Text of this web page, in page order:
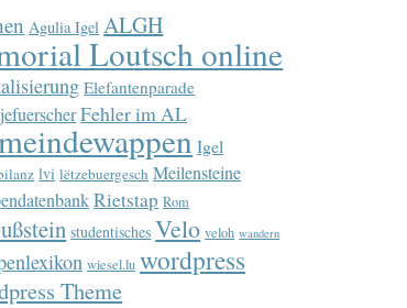
Agulia Igel ALGH
Loutsch online
Elefantenparade
Fehler im AL
Igel
lvi lëtzebuergesch Meilensteine
Rietstap Rom
studentisches Velo veloh wandern
wiesel.lu wordpress
Theme